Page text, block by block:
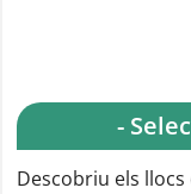
-
Descobriu els